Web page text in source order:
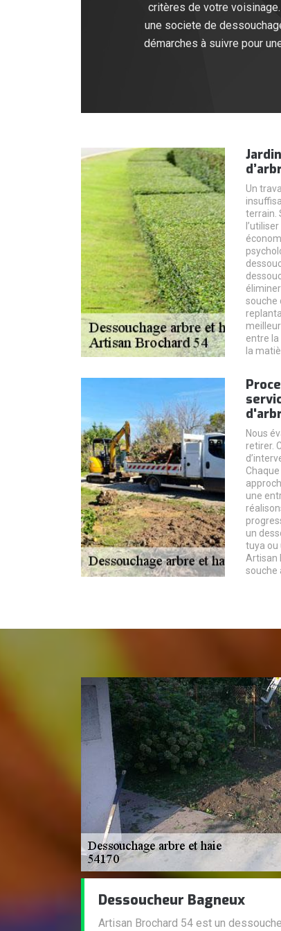
critères de votre
une societe de
démarches à suivre pour
Un
terrain.
souche
entre
la
Nous
retirer.
une
un
tuya ou
Artisan
souche
Dessoucheur Bagneux
Artisan Brochard 54 est un